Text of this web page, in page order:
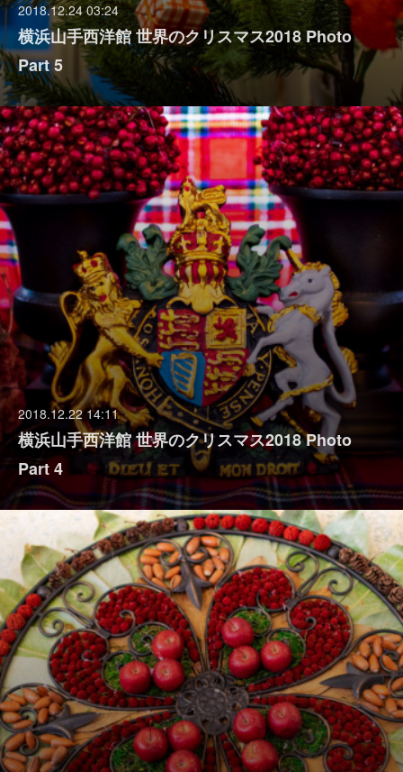
2018.12.24 03:24
横浜山手西洋館 世界のクリスマス2018 Photo
Part 5
2018.12.22 14:11
横浜山手西洋館 世界のクリスマス2018 Photo
Part 4